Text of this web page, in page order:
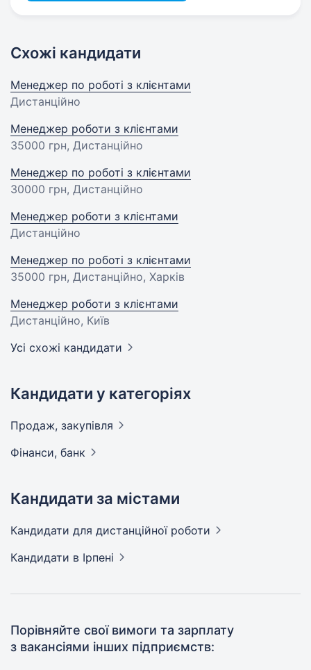
Схожі кандидати
Менеджер по роботі з клієнтами
Дистанційно
Менеджер роботи з клієнтами
35000 грн, Дистанційно
Менеджер по роботі з клієнтами
30000 грн, Дистанційно
Менеджер роботи з клієнтами
Дистанційно
Менеджер по роботі з клієнтами
35000 грн, Дистанційно, Харків
Менеджер роботи з клієнтами
Дистанційно, Київ
Усі схожі кандидати
Кандидати у категоріях
Продаж, закупівля
Фінанси, банк
Кандидати за містами
Кандидати для дистанційної роботи
Кандидати в Ірпені
Порівняйте свої вимоги та зарплату
з вакансіями інших підприємств: